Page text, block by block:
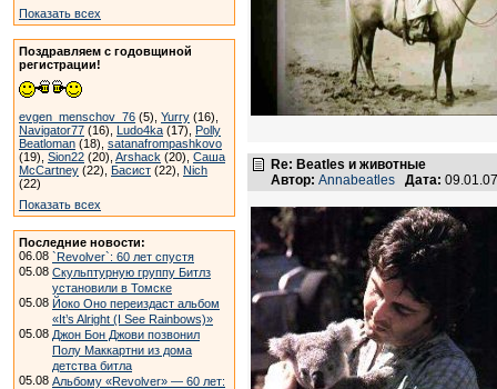
Показать всех
Поздравляем с годовщиной
регистрации!
evgen_menschov_76 (5), Yurry (16),
Navigator77 (16), Ludo4ka (17), Polly
Beatloman (18), satanafrompashkovo
(19), Sion22 (20), Arshack (20), Саша
McCartney (22), Басист (22), Nich
(22)
Показать всех
Последние новости:
06.08 `Revolver`: 60 лет спустя
05.08 Скульптурную группу Битлз
установили в Томске
05.08 Йоко Оно переиздаст альбом
«It’s Alright (I See Rainbows)»
05.08 Джон Бон Джови позвонил
Полу Маккартни из дома
детства битла
05.08 Альбому «Revolver» — 60 лет:
Re: Beatles и животные
Автор: Annabeatles Дата: